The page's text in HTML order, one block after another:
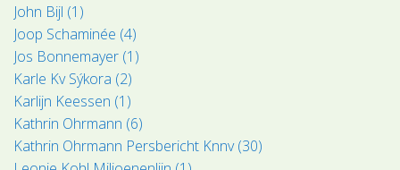
John Bijl (1)
Joop Schaminée (4)
Jos Bonnemayer (1)
Karle Kv Sýkora (2)
Karlijn Keessen (1)
Kathrin Ohrmann (6)
Kathrin Ohrmann Persbericht Knnv (30)